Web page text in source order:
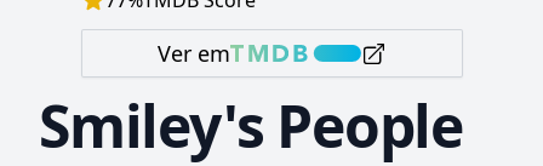
Ver em
Smiley's People